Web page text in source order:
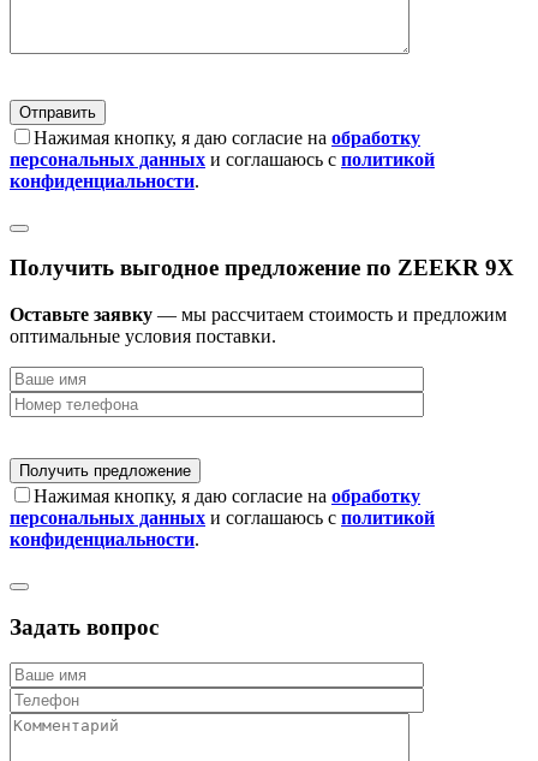
Нажимая кнопку, я даю согласие на обработку
персональных данных и соглашаюсь с политикой
конфиденциальности.
Получить выгодное предложение по ZEEKR 9X
Оставьте заявку — мы рассчитаем стоимость и предложим
оптимальные условия поставки.
Нажимая кнопку, я даю согласие на обработку
персональных данных и соглашаюсь с политикой
конфиденциальности.
Задать вопрос